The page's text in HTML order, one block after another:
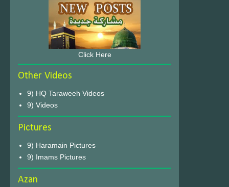
Click Here
Other Videos
9) HQ Taraweeh Videos
9) Videos
Pictures
9) Haramain Pictures
9) Imams Pictures
Azan